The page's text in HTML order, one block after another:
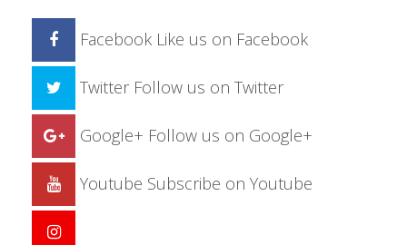
Facebook Like us on Facebook
Twitter Follow us on Twitter
Google+ Follow us on Google+
Youtube Subscribe on Youtube